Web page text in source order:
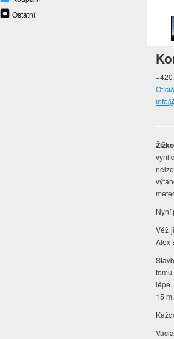
Ostatní
Nyní
Věž
Alex
lépe.
15